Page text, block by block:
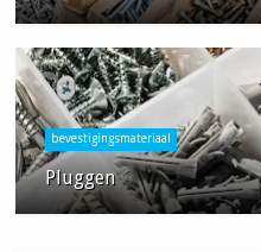
bevestigingsmateriaal
Pluggen